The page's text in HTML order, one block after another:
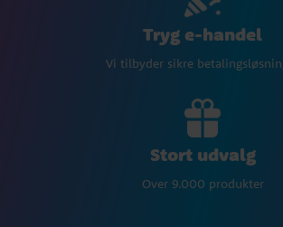
Tryg e-handel
Vi tilbyder sikre
Stort udvalg
Over 9.000 produkter